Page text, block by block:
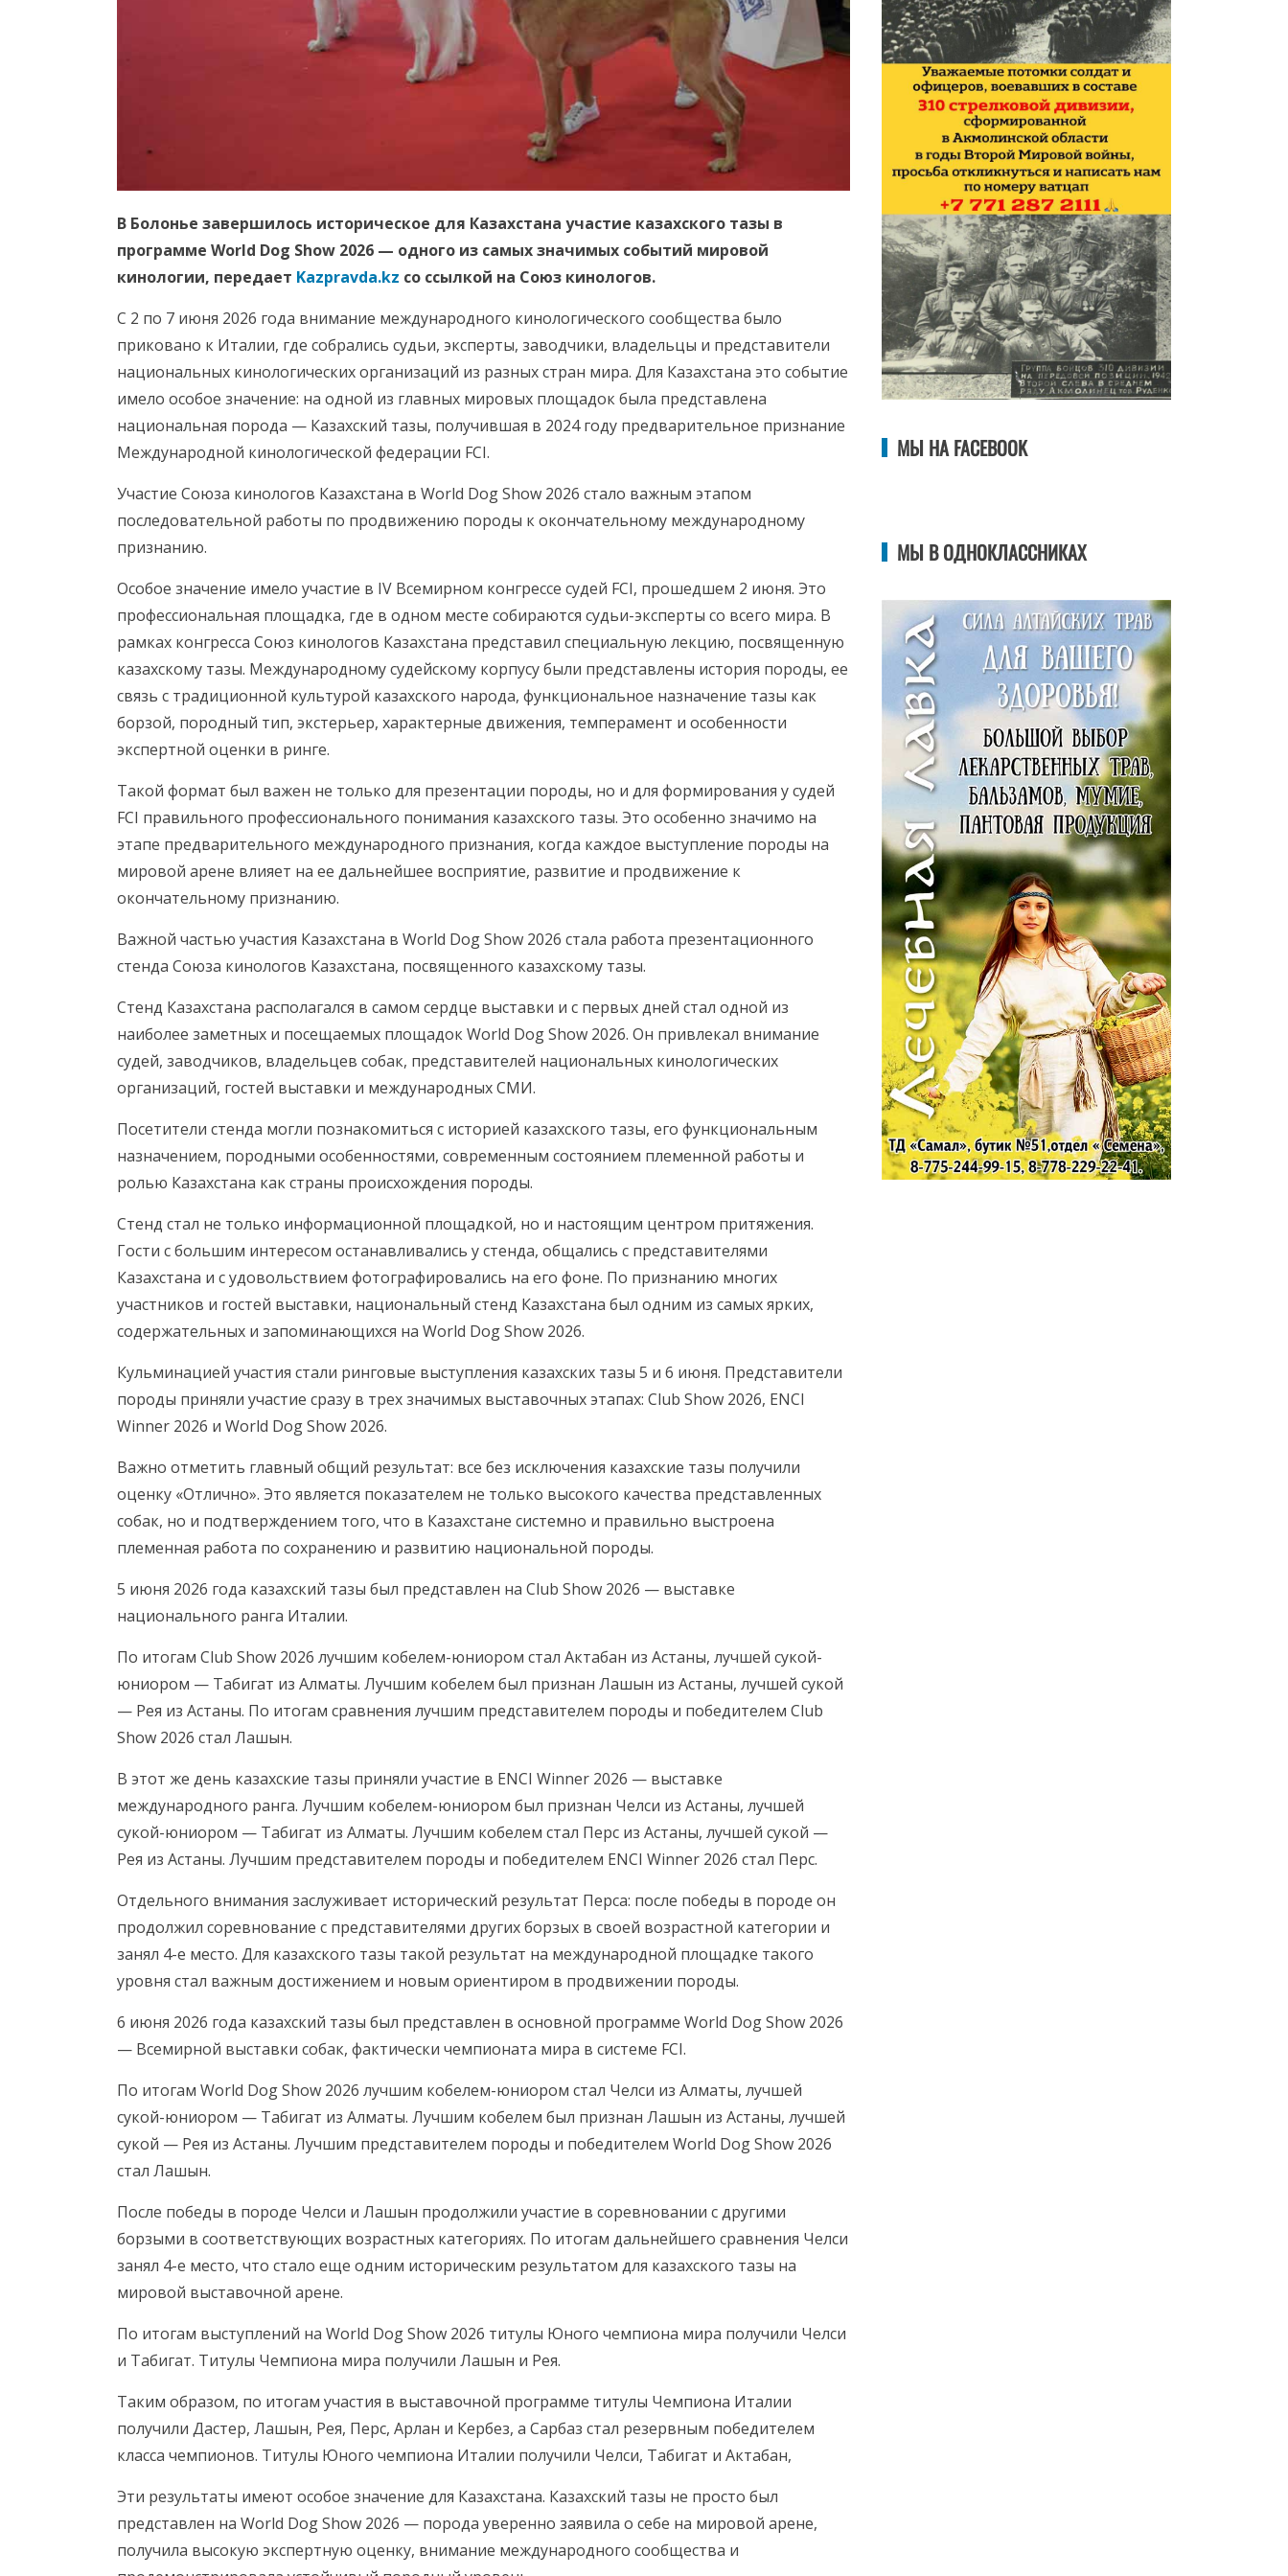
В Болонье завершилось историческое для Казахстана участие казахского тазы в
программе World Dog Show 2026 — одного из самых значимых событий мировой
кинологии, передает Kazpravda.kz со ссылкой на Союз кинологов.
С 2 по 7 июня 2026 года внимание международного кинологического сообщества было
приковано к Италии, где собрались судьи, эксперты, заводчики, владельцы и представители
национальных кинологических организаций из разных стран мира. Для Казахстана это событие
имело особое значение: на одной из главных мировых площадок была представлена
национальная порода — Казахский тазы, получившая в 2024 году предварительное признание
Международной кинологической федерации FCI.
Участие Союза кинологов Казахстана в World Dog Show 2026 стало важным этапом
последовательной работы по продвижению породы к окончательному международному
признанию.
Особое значение имело участие в IV Всемирном конгрессе судей FCI, прошедшем 2 июня. Это
профессиональная площадка, где в одном месте собираются судьи-эксперты со всего мира. В
рамках конгресса Союз кинологов Казахстана представил специальную лекцию, посвященную
казахскому тазы. Международному судейскому корпусу были представлены история породы, ее
связь с традиционной культурой казахского народа, функциональное назначение тазы как
борзой, породный тип, экстерьер, характерные движения, темперамент и особенности
экспертной оценки в ринге.
Такой формат был важен не только для презентации породы, но и для формирования у судей
FCI правильного профессионального понимания казахского тазы. Это особенно значимо на
этапе предварительного международного признания, когда каждое выступление породы на
мировой арене влияет на ее дальнейшее восприятие, развитие и продвижение к
окончательному признанию.
Важной частью участия Казахстана в World Dog Show 2026 стала работа презентационного
стенда Союза кинологов Казахстана, посвященного казахскому тазы.
Стенд Казахстана располагался в самом сердце выставки и с первых дней стал одной из
наиболее заметных и посещаемых площадок World Dog Show 2026. Он привлекал внимание
судей, заводчиков, владельцев собак, представителей национальных кинологических
организаций, гостей выставки и международных СМИ.
Посетители стенда могли познакомиться с историей казахского тазы, его функциональным
назначением, породными особенностями, современным состоянием племенной работы и
ролью Казахстана как страны происхождения породы.
Стенд стал не только информационной площадкой, но и настоящим центром притяжения.
Гости с большим интересом останавливались у стенда, общались с представителями
Казахстана и с удовольствием фотографировались на его фоне. По признанию многих
участников и гостей выставки, национальный стенд Казахстана был одним из самых ярких,
содержательных и запоминающихся на World Dog Show 2026.
Кульминацией участия стали ринговые выступления казахских тазы 5 и 6 июня. Представители
породы приняли участие сразу в трех значимых выставочных этапах: Club Show 2026, ENCI
Winner 2026 и World Dog Show 2026.
Важно отметить главный общий результат: все без исключения казахские тазы получили
оценку «Отлично». Это является показателем не только высокого качества представленных
собак, но и подтверждением того, что в Казахстане системно и правильно выстроена
племенная работа по сохранению и развитию национальной породы.
5 июня 2026 года казахский тазы был представлен на Club Show 2026 — выставке
национального ранга Италии.
По итогам Club Show 2026 лучшим кобелем-юниором стал Актабан из Астаны, лучшей сукой-
юниором — Табигат из Алматы. Лучшим кобелем был признан Лашын из Астаны, лучшей сукой
— Рея из Астаны. По итогам сравнения лучшим представителем породы и победителем Club
Show 2026 стал Лашын.
В этот же день казахские тазы приняли участие в ENCI Winner 2026 — выставке
международного ранга. Лучшим кобелем-юниором был признан Челси из Астаны, лучшей
сукой-юниором — Табигат из Алматы. Лучшим кобелем стал Перс из Астаны, лучшей сукой —
Рея из Астаны. Лучшим представителем породы и победителем ENCI Winner 2026 стал Перс.
Отдельного внимания заслуживает исторический результат Перса: после победы в породе он
продолжил соревнование с представителями других борзых в своей возрастной категории и
занял 4-е место. Для казахского тазы такой результат на международной площадке такого
уровня стал важным достижением и новым ориентиром в продвижении породы.
6 июня 2026 года казахский тазы был представлен в основной программе World Dog Show 2026
— Всемирной выставки собак, фактически чемпионата мира в системе FCI.
По итогам World Dog Show 2026 лучшим кобелем-юниором стал Челси из Алматы, лучшей
сукой-юниором — Табигат из Алматы. Лучшим кобелем был признан Лашын из Астаны, лучшей
сукой — Рея из Астаны. Лучшим представителем породы и победителем World Dog Show 2026
стал Лашын.
После победы в породе Челси и Лашын продолжили участие в соревновании с другими
борзыми в соответствующих возрастных категориях. По итогам дальнейшего сравнения Челси
занял 4-е место, что стало еще одним историческим результатом для казахского тазы на
мировой выставочной арене.
По итогам выступлений на World Dog Show 2026 титулы Юного чемпиона мира получили Челси
и Табигат. Титулы Чемпиона мира получили Лашын и Рея.
Таким образом, по итогам участия в выставочной программе титулы Чемпиона Италии
получили Дастер, Лашын, Рея, Перс, Арлан и Кербез, а Сарбаз стал резервным победителем
класса чемпионов. Титулы Юного чемпиона Италии получили Челси, Табигат и Актабан,
Эти результаты имеют особое значение для Казахстана. Казахский тазы не просто был
представлен на World Dog Show 2026 — порода уверенно заявила о себе на мировой арене,
получила высокую экспертную оценку, внимание международного сообщества и
МЫ НА FACEBOOK
МЫ В ОДНОКЛАССНИКАХ